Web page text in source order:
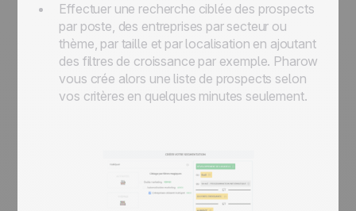
Effectuer une recherche ciblée des prospects
par poste, des entreprises par secteur ou
thème, par taille et par localisation en ajoutant
des filtres de croissance par exemple. Pharow
vous crée alors une liste de prospects selon
vos critères en quelques minutes seulement.